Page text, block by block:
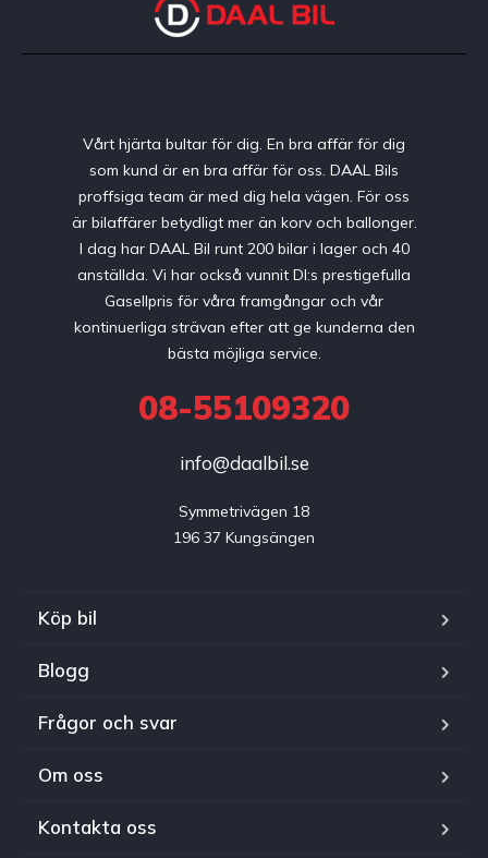
Vårt hjärta bultar för dig. En bra affär för dig
som kund är en bra affär för oss. DAAL Bils
proffsiga team är med dig hela vägen. För oss
är bilaffärer betydligt mer än korv och ballonger.
I dag har DAAL Bil runt 200 bilar i lager och 40
anställda. Vi har också vunnit DI:s prestigefulla
Gasellpris för våra framgångar och vår
kontinuerliga strävan efter att ge kunderna den
bästa möjliga service.
08-55109320
info@daalbil.se
Symmetrivägen 18
196 37 Kungsängen
Köp bil
Blogg
Frågor och svar
Om oss
Kontakta oss